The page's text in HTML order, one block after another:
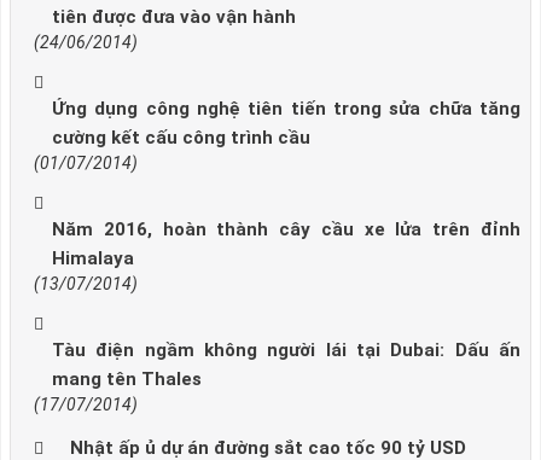
tiên được đưa vào vận hành
(24/06/2014)
Ứng dụng công nghệ tiên tiến trong sửa chữa tăng
cường kết cấu công trình cầu
(01/07/2014)
Năm 2016, hoàn thành cây cầu xe lửa trên đỉnh
Himalaya
(13/07/2014)
Tàu điện ngầm không người lái tại Dubai: Dấu ấn
mang tên Thales
(17/07/2014)
Nhật ấp ủ dự án đường sắt cao tốc 90 tỷ USD